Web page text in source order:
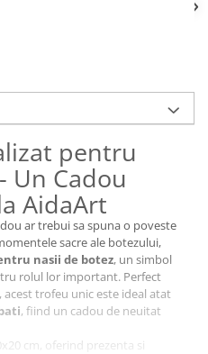
pentru
Un Cadou
AidaArt
ar trebui sa spuna o poveste
sacre ale botezului,
nasii de botez, un simbol
rolul lor important. Perfect
, acest trofeu unic este ideal atat
, fiind un cadou de neuitat
cm, oferind prezenta si